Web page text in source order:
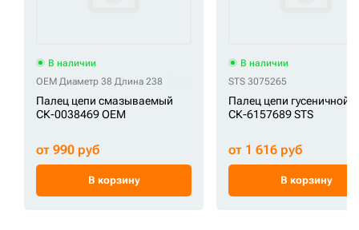
В наличии
OEM Диаметр 38 Длина 238
Палец цепи смазываемый
СК-0038469 OEM
от 990 руб
В корзину
В наличии
STS 3075265
Палец цепи гусеничной
СК-6157689 STS
от 1 616 руб
В корзину